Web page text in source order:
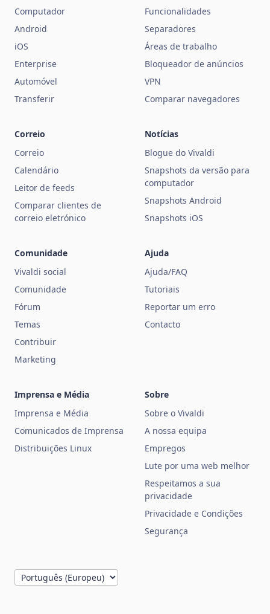
Computador
Android
iOS
Enterprise
Automóvel
Transferir
Funcionalidades
Separadores
Áreas de trabalho
Bloqueador de anúncios
VPN
Comparar navegadores
Correio
Correio
Calendário
Leitor de feeds
Comparar clientes de
correio eletrónico
Notícias
Blogue do Vivaldi
Snapshots da versão para
computador
Snapshots Android
Snapshots iOS
Comunidade
Vivaldi social
Comunidade
Fórum
Temas
Contribuir
Marketing
Ajuda
Ajuda/FAQ
Tutoriais
Reportar um erro
Contacto
Imprensa e Média
Imprensa e Média
Comunicados de Imprensa
Distribuições Linux
Sobre
Sobre o Vivaldi
A nossa equipa
Empregos
Lute por uma web melhor
Respeitamos a sua
privacidade
Privacidade e Condições
Segurança